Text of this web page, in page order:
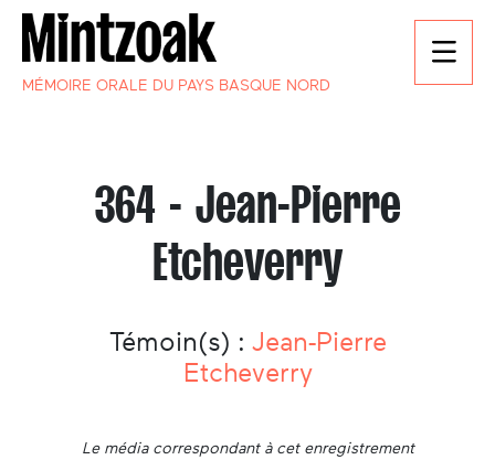
MÉMOIRE ORALE DU PAYS BASQUE NORD
364 - Jean-Pierre
Etcheverry
Témoin(s) : Jean-Pierre
Etcheverry
Le média correspondant à cet enregistrement